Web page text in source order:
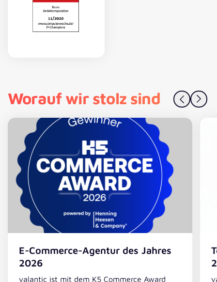
Worauf wir stolz sind
E-Commerce-Agentur des Jahres
2026
valantic ist mit dem K5 Commerce Award